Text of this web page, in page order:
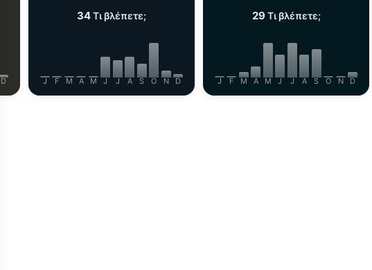
D
34Τι βλέπετε;
J F M A M J J A S O N D
29Τι βλέπετε;
J F M A M J J A S O N D